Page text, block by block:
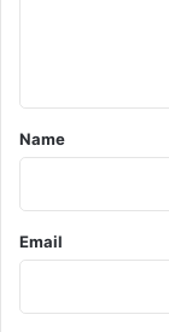
*
Name
Email